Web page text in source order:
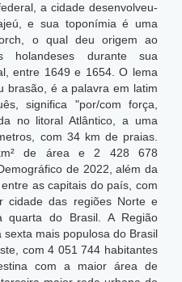
a cidade desenvolveu-
e sua toponímia é uma
o qual deu origem ao
holandeses durante sua
entre 1649 e 1654. O lema
brasão, é a palavra em latim
significa "por/com força,
no litoral Atlântico, a uma
com 34 km de praias.
de área e 2 428 678
de 2022, além da
as capitais do país, com
cidade das regiões Norte e
quarta do Brasil. A Região
mais populosa do Brasil
com 4 051 744 habitantes
com a maior área de